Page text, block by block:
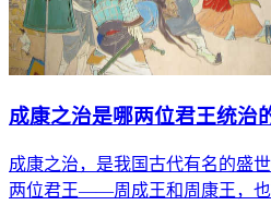
成康之治是哪两位君王统治
成康之治，是我国古代有名的盛
两位君王——周成王和周康王，